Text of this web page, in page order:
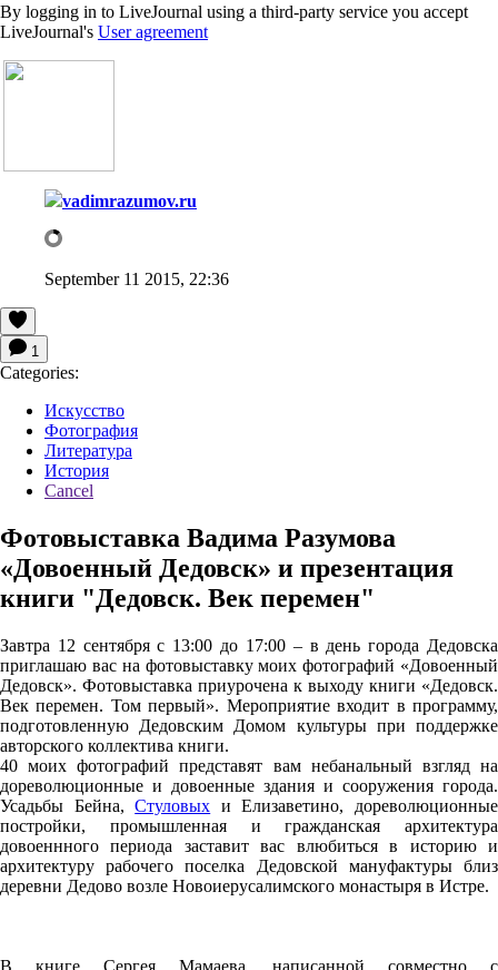
By logging in to LiveJournal using a third-party service you accept
LiveJournal's User agreement
vadimrazumov.ru
September 11 2015, 22:36
1
Categories:
Искусство
Фотография
Литература
История
Cancel
Фотовыставка Вадима Разумова
«Довоенный Дедовск» и презентация
книги "Дедовск. Век перемен"
Завтра 12 сентября с 13:00 до 17:00 – в день города Дедовска
приглашаю вас на фотовыставку моих фотографий «Довоенный
Дедовск». Фотовыставка приурочена к выходу книги «Дедовск.
Век перемен. Том первый». Мероприятие входит в программу,
подготовленную Дедовским Домом культуры при поддержке
авторского коллектива книги.
40 моих фотографий представят вам небанальный взгляд на
дореволюционные и довоенные здания и сооружения города.
Усадьбы Бейна,Стуловых и Елизаветино, дореволюционные
постройки, промышленная и гражданская архитектура
довоеннного периода заставит вас влюбиться в историю и
архитектуру рабочего поселка Дедовской мануфактуры близ
деревни Дедово возле Новоиерусалимского монастыря в Истре.
В книге Сергея Мамаева, написанной совместно с